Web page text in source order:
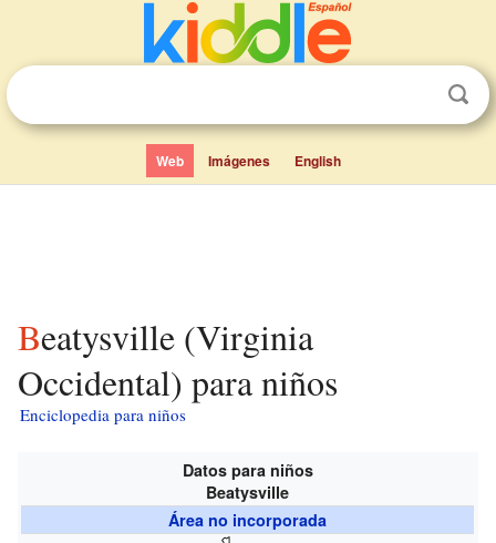
Web Imágenes English
Beatysville (Virginia
Occidental) para niños
Enciclopedia para niños
Datos para niños
Beatysville
Área no incorporada